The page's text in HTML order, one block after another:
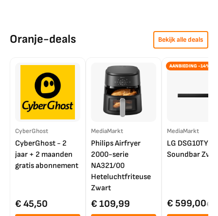
Oranje-deals Bekijk alle deals
CyberGhost
CyberGhost - 2
jaar + 2 maanden
gratis abonnement
€ 45,50
MediaMarkt
Philips Airfryer
2000-serie
NA321/00
Heteluchtfriteuse
Zwart
€ 109,99
AANBIEDING -14%
MediaMarkt
LG DSG10TY
Soundbar
€ 599,00€